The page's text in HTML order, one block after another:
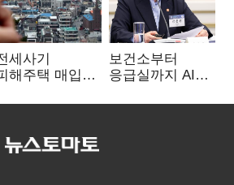
세사기
해주택 매입
적 피해자
보건소부터
응급실까지 AI
혁신 본격화